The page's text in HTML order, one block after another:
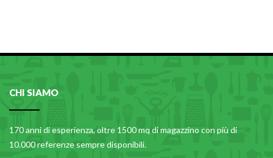
OMBRELLI
PASTICCERIA
PICCOLI ELETTRODOMESTICI
CHI SIAMO
170 anni di esperienza, oltre 1500 mq di magazzino con più di
10.000 referenze sempre disponibili.